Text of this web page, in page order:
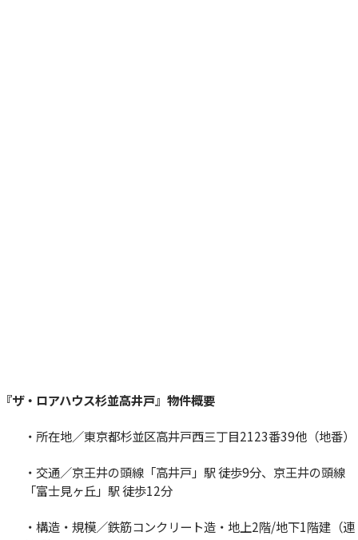
『ザ・ロアハウス杉並高井戸』物件概要
・所在地／東京都杉並区高井戸西三丁目2123番39他（地番）
・交通／京王井の頭線「高井戸」駅 徒歩9分、京王井の頭線
「富士見ヶ丘」駅 徒歩12分
・構造・規模／鉄筋コンクリート造・地上2階/地下1階建（連